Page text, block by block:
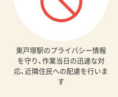
東戸塚駅のプライバシー情報
を守り、作業当日の迅速な対
応、近隣住民への配慮を行いま
す